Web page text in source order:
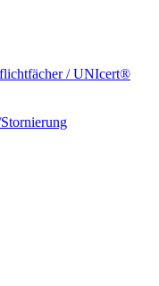
/ UNIcert®